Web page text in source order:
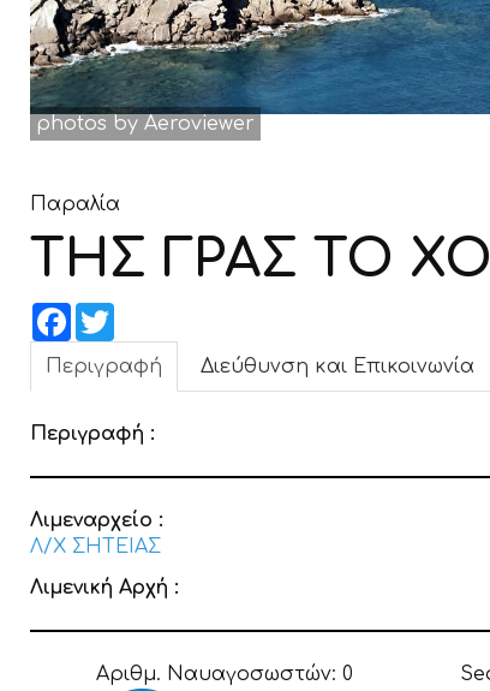
photos by Aeroviewer
Παραλία
ΤΗΣ ΓΡΑΣ ΤΟ
Facebook
Twitter
Περιγραφή Διεύθυνση και Επικοινωνία
Περιγραφή :
Λιμεναρχείο :
Λ/Χ ΣΗΤΕΙΑΣ
Λιμενική Αρχή :
Αριθμ. Ναυαγοσωστών: 0